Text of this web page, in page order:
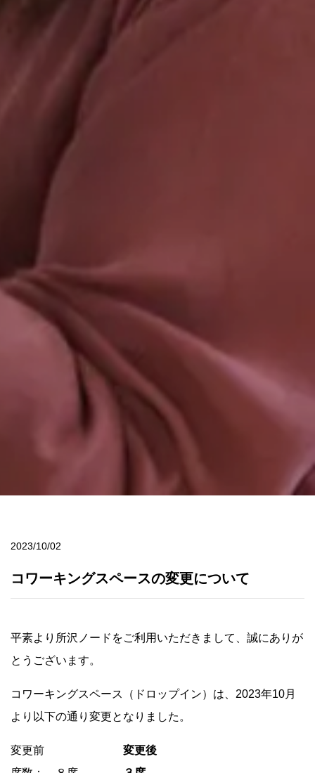
2023/10/02
コワーキングスペースの変更について
平素より所沢ノードをご利用いただきまして、誠にありが
とうございます。
コワーキングスペース（ドロップイン）は、2023年10月
より以下の通り変更となりました。
変更前 変更後